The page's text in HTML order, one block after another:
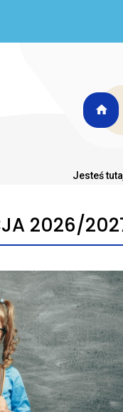
Jesteś
2026/